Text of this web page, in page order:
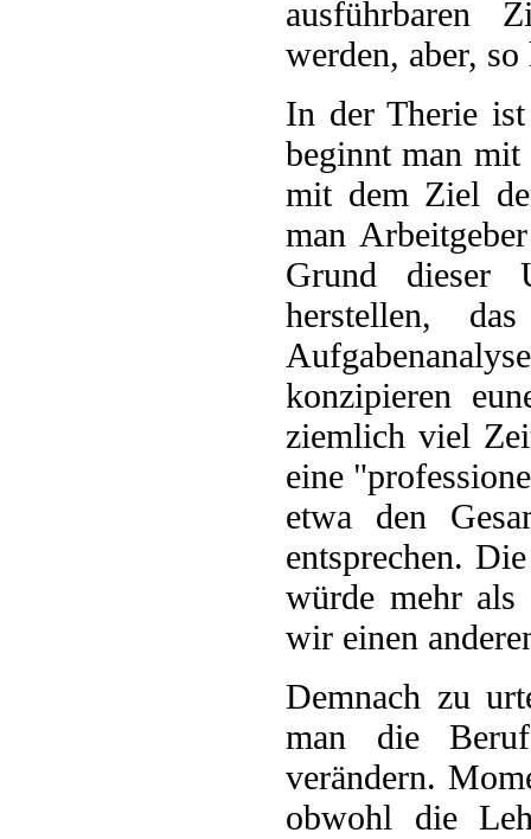
ausführbaren
werden, aber,
In der Therie
beginnt man mit
mit dem Ziel
man
Grund dieser
herstellen,
konzipieren
ziemlich viel
eine
etwa den
entsprechen.
würde mehr als
wir einen
Demnach zu
man die
verändern.
obwohl die